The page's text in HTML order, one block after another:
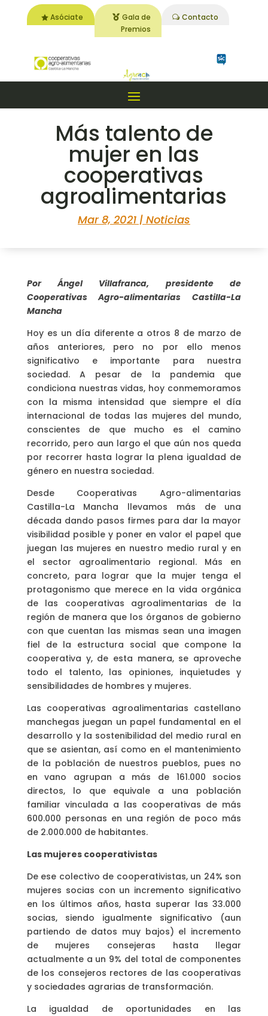
Asóciate
Gala de
Premios
Contacto
Más talento de
mujer en las
cooperativas
agroalimentarias
Mar 8, 2021| Noticias
Por Ángel Villafranca, presidente de
Cooperativas Agro-alimentarias Castilla-La
Mancha
Hoy es un día diferente a otros 8 de marzo de
años anteriores, pero no por ello menos
significativo e importante para nuestra
sociedad. A pesar de la pandemia que
condiciona nuestras vidas, hoy conmemoramos
con la misma intensidad que siempre el día
internacional de todas las mujeres del mundo,
conscientes de que mucho es el camino
recorrido, pero aun largo el que aún nos queda
por recorrer hasta lograr la plena igualdad de
género en nuestra sociedad.
Desde Cooperativas Agro-alimentarias
Castilla-La Mancha llevamos más de una
década dando pasos firmes para dar la mayor
visibilidad posible y poner en valor el papel que
juegan las mujeres en nuestro medio rural y en
el sector agroalimentario regional. Más en
concreto, para lograr que la mujer tenga el
protagonismo que merece en la vida orgánica
de las cooperativas agroalimentarias de la
región de manera que los órganos de gobierno
con que cuentan las mismas sean una imagen
fiel de la estructura social que compone la
cooperativa y, de esta manera, se aproveche
todo el talento, las opiniones, inquietudes y
sensibilidades de hombres y mujeres.
Las cooperativas agroalimentarias castellano
manchegas juegan un papel fundamental en el
desarrollo y la sostenibilidad del medio rural en
que se asientan, así como en el mantenimiento
de la población de nuestros pueblos, pues no
en vano agrupan a más de 161.000 socios
directos, lo que equivale a una población
familiar vinculada a las cooperativas de más
600.000 personas en una región de poco más
de 2.000.000 de habitantes.
Las mujeres cooperativistas
De ese colectivo de cooperativistas, un 24% son
mujeres socias con un incremento significativo
en los últimos años, hasta superar las 33.000
socias, siendo igualmente significativo (aun
partiendo de datos muy bajos) el incremento
de mujeres consejeras hasta llegar
actualmente a un 9% del total de componentes
de los consejeros rectores de las cooperativas
y sociedades agrarias de transformación.
La igualdad de oportunidades en las